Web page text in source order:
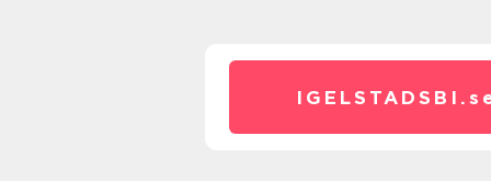
IGELSTADSBI.